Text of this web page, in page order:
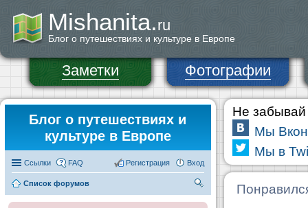
Mishanita.ru
Блог о путешествиях и культуре в Европе
Заметки Фотографии
Блог о путешествиях и
культуре в Европе
Ссылки FAQ Вход
Регистрация
Список форумов
Не забывай
Мы
Мы в